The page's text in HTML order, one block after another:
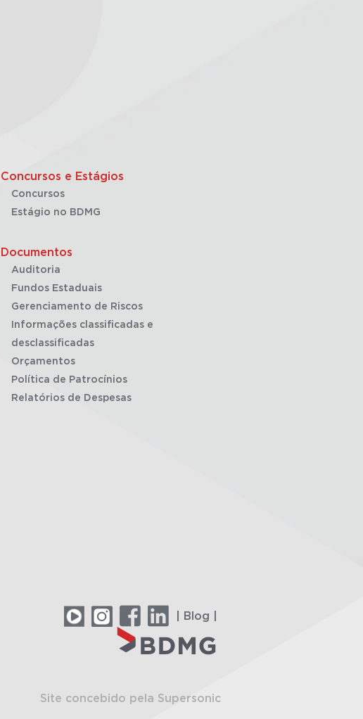
Concursos e Estágios
Concursos
Estágio no BDMG
Documentos
Auditoria
Fundos Estaduais
Gerenciamento de Riscos
Informações classificadas e
desclassificadas
Orçamentos
Política de Patrocínios
Relatórios de Despesas
| Blog |
Site concebido pela Supersonic